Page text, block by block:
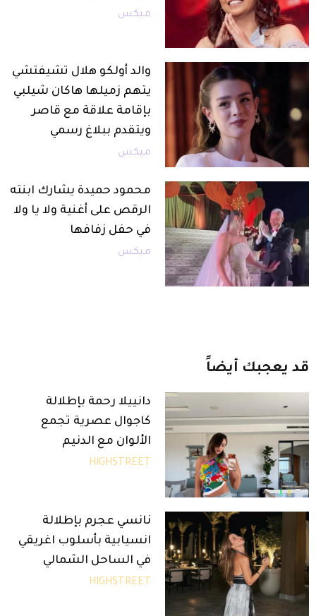
ميكس
والد أولكو هلال تشيفتشي
يتهم زميلها هاكان شيلبي
بإقامة علاقة مع قاصر
ويتقدم ببلاغ رسمي
ميكس
محمود حميدة يشارك ابنته
الرقص على أغنية ولا يا ولا
في حفل زفافها
ميكس
قد يعجبك أيضاً
دانييلا رحمة بإطلالة
كاجوال عصرية تجمع
الألوان مع الدنيم
HIGHSTREET
نانسي عجرم بإطلالة
انسيابية بأسلوب اغريقي
في الساحل الشمالي
HIGHSTREET